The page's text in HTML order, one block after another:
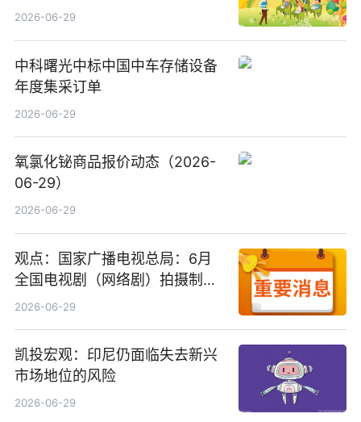
2026-06-29
中科曙光中标中国中车存储设备
年度集采订单
2026-06-29
氧氯化铋商品报价动态（2026-
06-29）
2026-06-29
观点：国家广播电视总局：6月
全国电视剧（网络剧）拍摄制作
备案公示剧目197部
2026-06-29
凯投宏观：印尼仍面临失去新兴
市场地位的风险
2026-06-29